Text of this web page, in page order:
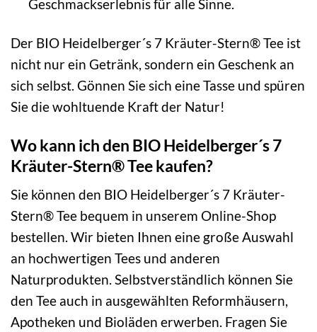
Geschmackserlebnis für alle Sinne.
Der BIO Heidelberger´s 7 Kräuter-Stern® Tee ist
nicht nur ein Getränk, sondern ein Geschenk an
sich selbst. Gönnen Sie sich eine Tasse und spüren
Sie die wohltuende Kraft der Natur!
Wo kann ich den BIO Heidelberger´s 7
Kräuter-Stern® Tee kaufen?
Sie können den BIO Heidelberger´s 7 Kräuter-
Stern® Tee bequem in unserem Online-Shop
bestellen. Wir bieten Ihnen eine große Auswahl
an hochwertigen Tees und anderen
Naturprodukten. Selbstverständlich können Sie
den Tee auch in ausgewählten Reformhäusern,
Apotheken und Bioläden erwerben. Fragen Sie